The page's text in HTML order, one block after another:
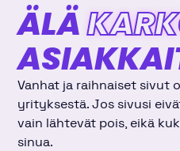
ÄLÄ
Vanhat ja raihnaiset sivut
yrityksestä. Jos sivusi
vain lähtevät pois, eikä
sinua.